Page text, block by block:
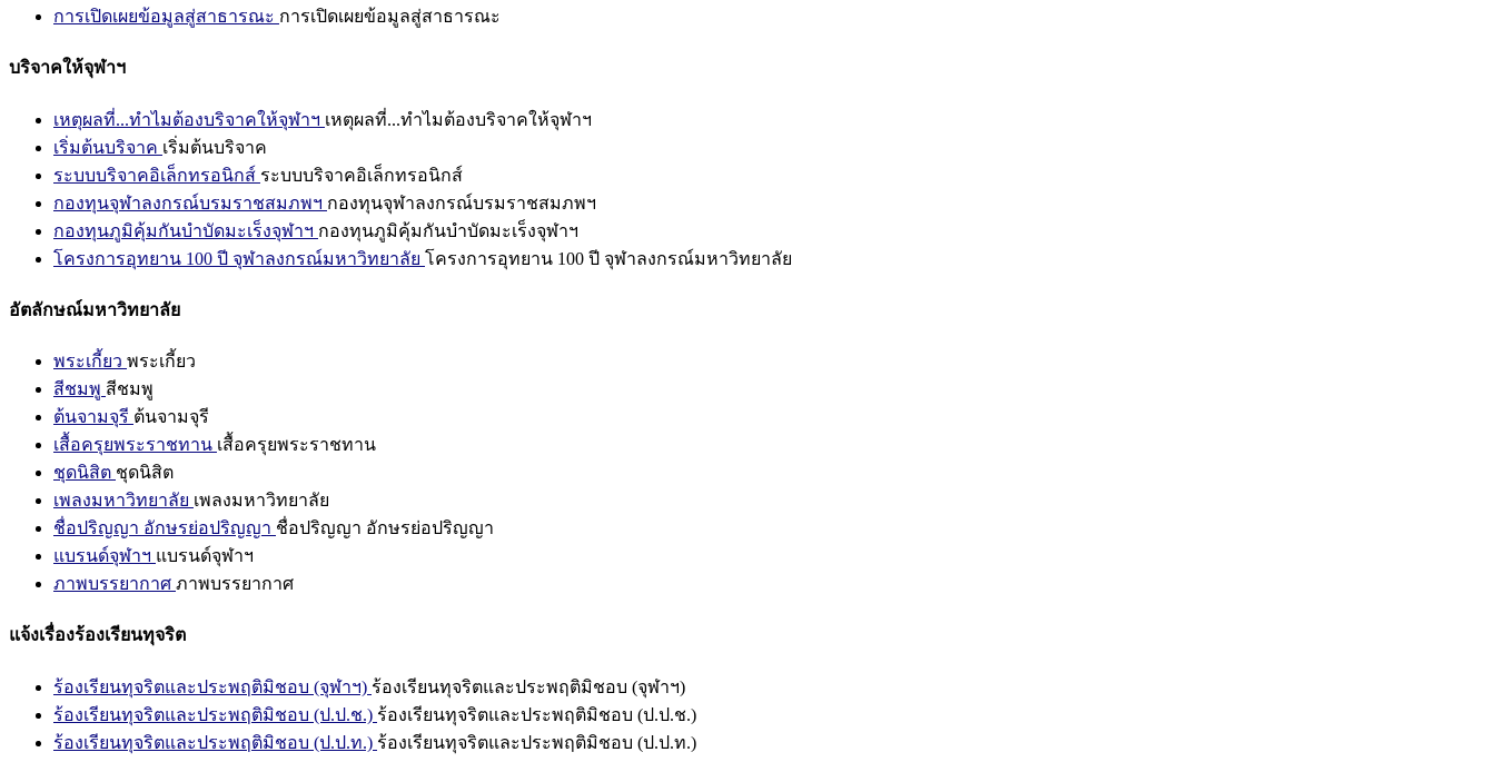
การเปิดเผยข้อมูลสู่สาธารณะ การเปิดเผยข้อมูลสู่สาธารณะ
บริจาคให้จุฬาฯ
เหตุผลที่...ทำไมต้องบริจาคให้จุฬาฯ เหตุผลที่...ทำไมต้องบริจาคให้จุฬาฯ
เริ่มต้นบริจาค เริ่มต้นบริจาค
ระบบบริจาคอิเล็กทรอนิกส์ ระบบบริจาคอิเล็กทรอนิกส์
กองทุนจุฬาลงกรณ์บรมราชสมภพฯ กองทุนจุฬาลงกรณ์บรมราชสมภพฯ
กองทุนภูมิคุ้มกันบำบัดมะเร็งจุฬาฯ กองทุนภูมิคุ้มกันบำบัดมะเร็งจุฬาฯ
โครงการอุทยาน 100 ปี จุฬาลงกรณ์มหาวิทยาลัย โครงการอุทยาน 100 ปี จุฬาลงกรณ์มหาวิทยาลัย
อัตลักษณ์มหาวิทยาลัย
พระเกี้ยว พระเกี้ยว
สีชมพู สีชมพู
ต้นจามจุรี ต้นจามจุรี
เสื้อครุยพระราชทาน เสื้อครุยพระราชทาน
ชุดนิสิต ชุดนิสิต
เพลงมหาวิทยาลัย เพลงมหาวิทยาลัย
ชื่อปริญญา อักษรย่อปริญญา ชื่อปริญญา อักษรย่อปริญญา
แบรนด์จุฬาฯ แบรนด์จุฬาฯ
ภาพบรรยากาศ ภาพบรรยากาศ
แจ้งเรื่องร้องเรียนทุจริต
ร้องเรียนทุจริตและประพฤติมิชอบ (จุฬาฯ) ร้องเรียนทุจริตและประพฤติมิชอบ (จุฬาฯ)
ร้องเรียนทุจริตและประพฤติมิชอบ (ป.ป.ช.) ร้องเรียนทุจริตและประพฤติมิชอบ (ป.ป.ช.)
ร้องเรียนทุจริตและประพฤติมิชอบ (ป.ป.ท.) ร้องเรียนทุจริตและประพฤติมิชอบ (ป.ป.ท.)